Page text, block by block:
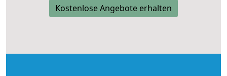
Kostenlose Angebote erhalten